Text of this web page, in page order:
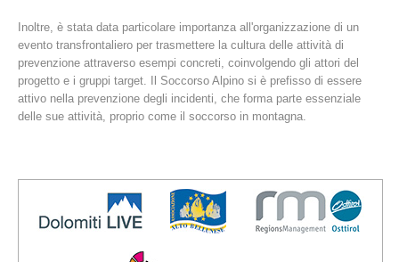
Stazioni del soccorso alpino
Inoltre, è stata data particolare importanza all'organizzazione di un
evento transfrontaliero per trasmettere la cultura delle attività di
prevenzione attraverso esempi concreti, coinvolgendo gli attori del
progetto e i gruppi target. Il Soccorso Alpino si è prefisso di essere
attivo nella prevenzione degli incidenti, che forma parte essenziale
delle sue attività, proprio come il soccorso in montagna.